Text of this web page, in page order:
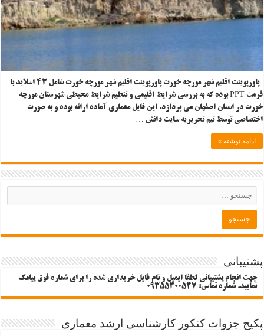
پاورپوینت اقلیم شهر مورچه خورت پاورپوینت اقلیم شهر مورچه خورت شامل ۴۳ اسلاید با
فرمت PPT بوده که به بررسی شرایط اقلیمی و تنظیم شرایط محیطی شهرستان مورچه
خورت در استان اصفهان می پردازد. این فایل معماری آماده ارائه بوده و به صورت
اختصاصی توسط تیم تحریریه سایت دانش …
ادامه نوشته »
پشتیبانی
جهت انجام پشتیبانی لطفا ایمیل و نام فایل خریداری شده را برای شماره فوق پیامک
نمایید. شماره تماس: 09355300547
پکیج جزوات کنکور کارشناسی ارشد معماری